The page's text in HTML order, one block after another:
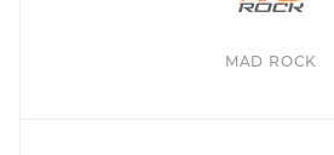
MAD ROCK